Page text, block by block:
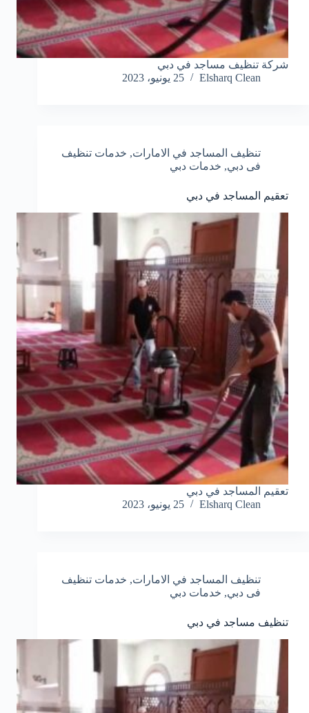
شركة تنظيف مساجد في دبي
Elsharq Clean
25 يونيو، 2023
تنظيف المساجد في الامارات, خدمات تنظيف
فى دبي, خدمات دبي
تعقيم المساجد في دبي
تعقيم المساجد في دبي
Elsharq Clean
25 يونيو، 2023
تنظيف المساجد في الامارات, خدمات تنظيف
فى دبي, خدمات دبي
تنظيف مساجد في دبي